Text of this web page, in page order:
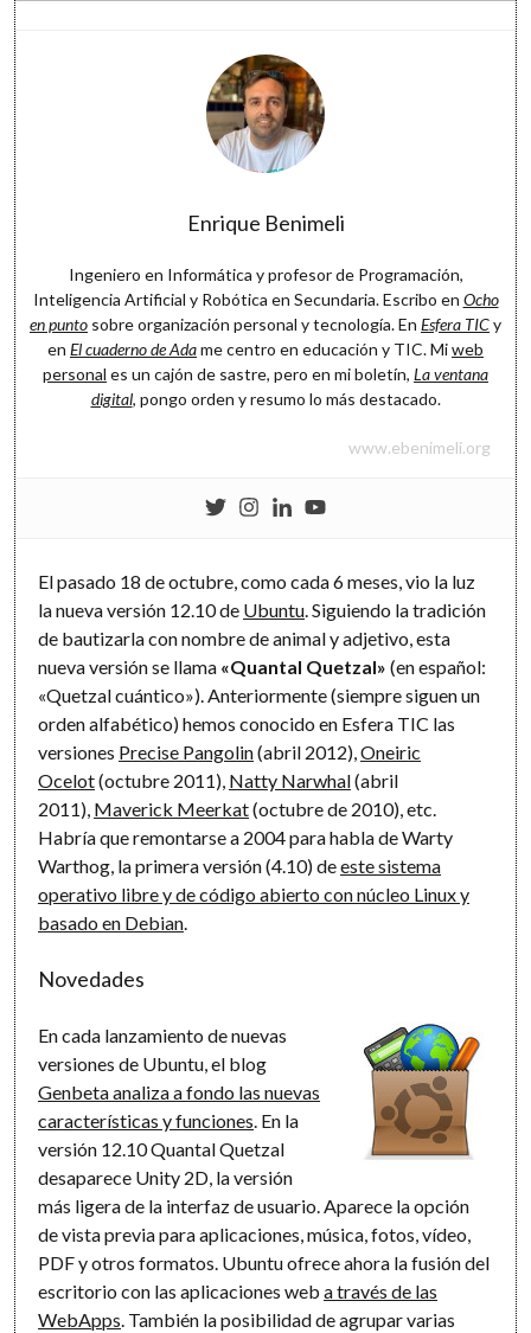
Enrique Benimeli
Ingeniero en Informática y profesor de Programación,
Inteligencia Artificial y Robótica en Secundaria. Escribo en Ocho
en punto sobre organización personal y tecnología. En Esfera TICy
en El cuaderno de Adame centro en educación y TIC. Miweb
personal es un cajón de sastre, pero en mi boletín, La ventana
digital, pongo orden y resumo lo más destacado.
www.ebenimeli.org
El pasado 18 de octubre, como cada 6 meses, vio la luz
la nueva versión 12.10 de Ubuntu. Siguiendo la tradición
de bautizarla con nombre de animal y adjetivo, esta
nueva versión se llama «Quantal Quetzal» (en español:
«Quetzal cuántico»). Anteriormente (siempre siguen un
orden alfabético) hemos conocido en Esfera TIC las
versiones Precise Pangolin(abril 2012),Oneiric
Ocelot(octubre 2011), Natty Narwhal(abril
2011), Maverick Meerkat(octubre de 2010), etc.
Habría que remontarse a 2004 para habla de Warty
Warthog, la primera versión (4.10) deeste sistema
operativo libre y de código abierto con núcleo Linux y
basado en Debian.
Novedades
En cada lanzamiento de nuevas
versiones de Ubuntu, el blog
Genbeta analiza a fondo las nuevas
características y funciones. En la
versión 12.10 Quantal Quetzal
desaparece Unity 2D, la versión
más ligera de la interfaz de usuario. Aparece la opción
de vista previa para aplicaciones, música, fotos, vídeo,
PDF y otros formatos. Ubuntu ofrece ahora la fusión del
escritorio con las aplicaciones weba través de las
WebApps. También la posibilidad de agrupar varias